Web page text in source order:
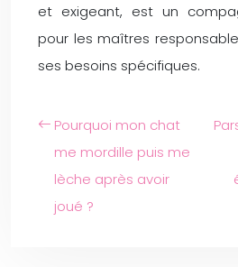
et exigeant, est un
pour les maîtres
ses besoins spécifiques.
Pourquoi mon chat
me mordille puis me
lèche après avoir
joué ?